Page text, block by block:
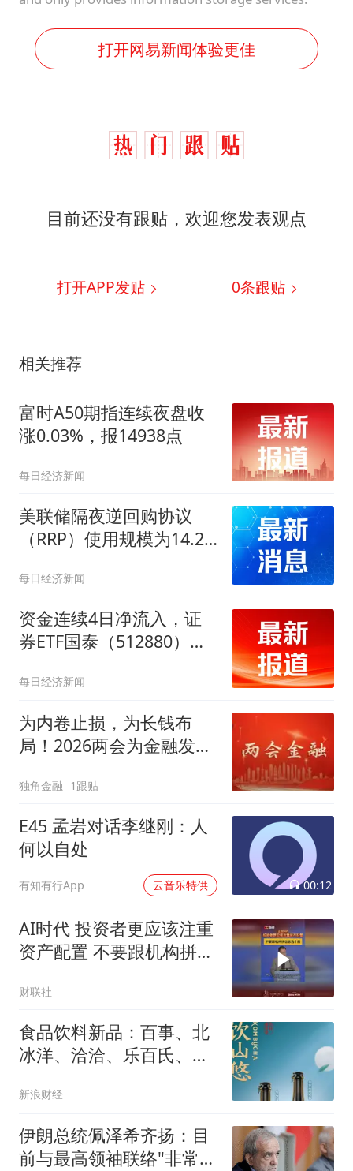
打开网易新闻体验更佳
目前还没有跟贴，欢迎您发表观点
打开APP发贴 0条跟贴
相关推荐
富时A50期指连续夜盘收
涨0.03%，报14938点
每日经济新闻
美联储隔夜逆回购协议
（RRP）使用规模为14.29
每日经济新闻
资金连续4日净流入，证
券ETF国泰（512880）配
每日经济新闻
为内卷止损，为长钱布
局！2026两会为金融发展
独角金融 1跟贴
E45 孟岩对话李继刚：人
何以自处
有知有行App 云音乐特供 00:12
AI时代 投资者更应该注重
资产配置 不要跟机构拼信
财联社
食品饮料新品：百事、北
冰洋、洽洽、乐百氏、沃
新浪财经
伊朗总统佩泽希齐扬：目
前与最高领袖联络"非常困